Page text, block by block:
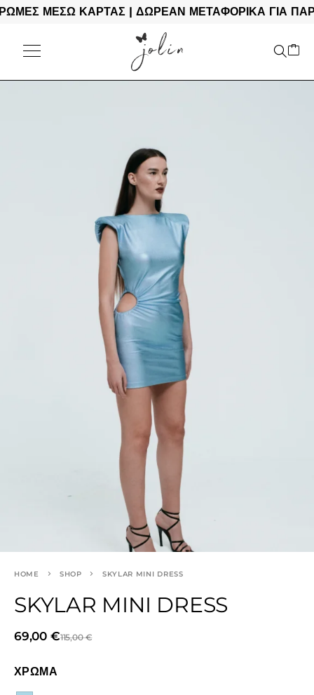
ΜΕΣΩ ΚΑΡΤΑΣ | ΔΩΡΕΑΝ ΜΕΤΑΦΟΡΙΚΑ ΓΙΑ
HOME SHOP SKYLAR MINI DRESS
SKYLAR MINI DRESS
115,00€
69,00 €
ΧΡΩΜΑ